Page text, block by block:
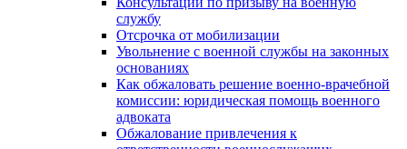
службу
Отсрочка от мобилизации
Увольнение с военной службы на законных
основаниях
Как обжаловать решение военно-врачебной
комиссии: юридическая помощь военного
адвоката
Обжалование привлечения к